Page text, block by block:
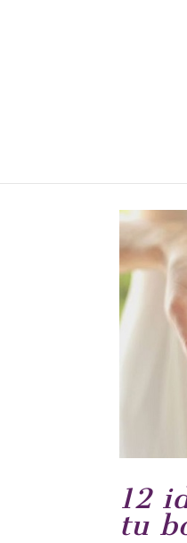
12
tu